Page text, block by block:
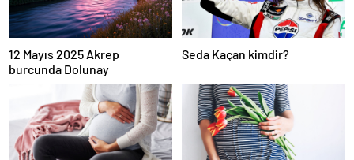
12 Mayıs 2025 Akrep
burcunda Dolunay
Seda Kaçan kimdir?